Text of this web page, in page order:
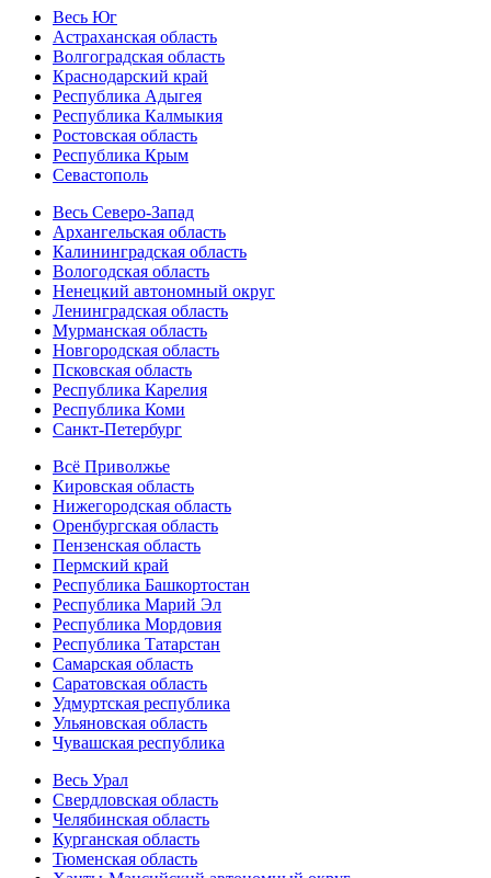
Весь Юг
Астраханская область
Волгоградская область
Краснодарский край
Республика Адыгея
Республика Калмыкия
Ростовская область
Республика Крым
Севастополь
Весь Северо-Запад
Архангельская область
Калининградская область
Вологодская область
Ненецкий автономный округ
Ленинградская область
Мурманская область
Новгородская область
Псковская область
Республика Карелия
Республика Коми
Санкт-Петербург
Всё Приволжье
Кировская область
Нижегородская область
Оренбургская область
Пензенская область
Пермский край
Республика Башкортостан
Республика Марий Эл
Республика Мордовия
Республика Татарстан
Самарская область
Саратовская область
Удмуртская республика
Ульяновская область
Чувашская республика
Весь Урал
Свердловская область
Челябинская область
Курганская область
Тюменская область